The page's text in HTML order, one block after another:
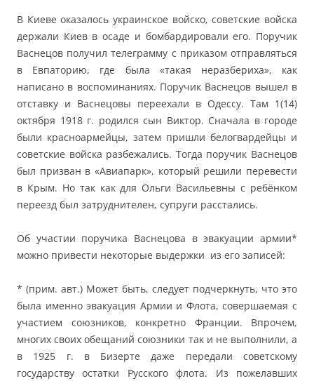
В Киеве оказалось украинское войско, советские войска
держали Киев в осаде и бомбардировали его. Поручик
Васнецов получил телеграмму с приказом отправляться
в Евпаторию, где была «такая неразбериха», как
написано в воспоминаниях. Поручик Васнецов вышел в
отставку и Васнецовы переехали в Одессу. Там 1(14)
октября 1918 г. родился сын Виктор. Сначала в городе
были красноармейцы, затем пришли белогвардейцы и
советские войска разбежались. Тогда поручик Васнецов
был призван в «Авиапарк», который решили перевести
в Крым. Но так как для Ольги Васильевны с ребёнком
переезд был затруднителен, супруги расстались.
Об участии поручика Васнецова в эвакуации армии*
можно привести некоторые выдержки из его записей:
* (прим. авт.) Может быть, следует подчеркнуть, что это
была именно эвакуация Армии и Флота, совершаемая с
участием союзников, конкретно Франции. Впрочем,
многих своих обещаний союзники так и не выполнили, а
в 1925 г. в Бизерте даже передали советскому
государству остатки Русского флота. Из пожелавших